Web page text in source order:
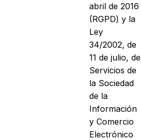
abril de 2016
(RGPD) y la
Ley
34/2002, de
11 de julio, de
Servicios de
la Sociedad
de la
Información
y Comercio
Electrónico